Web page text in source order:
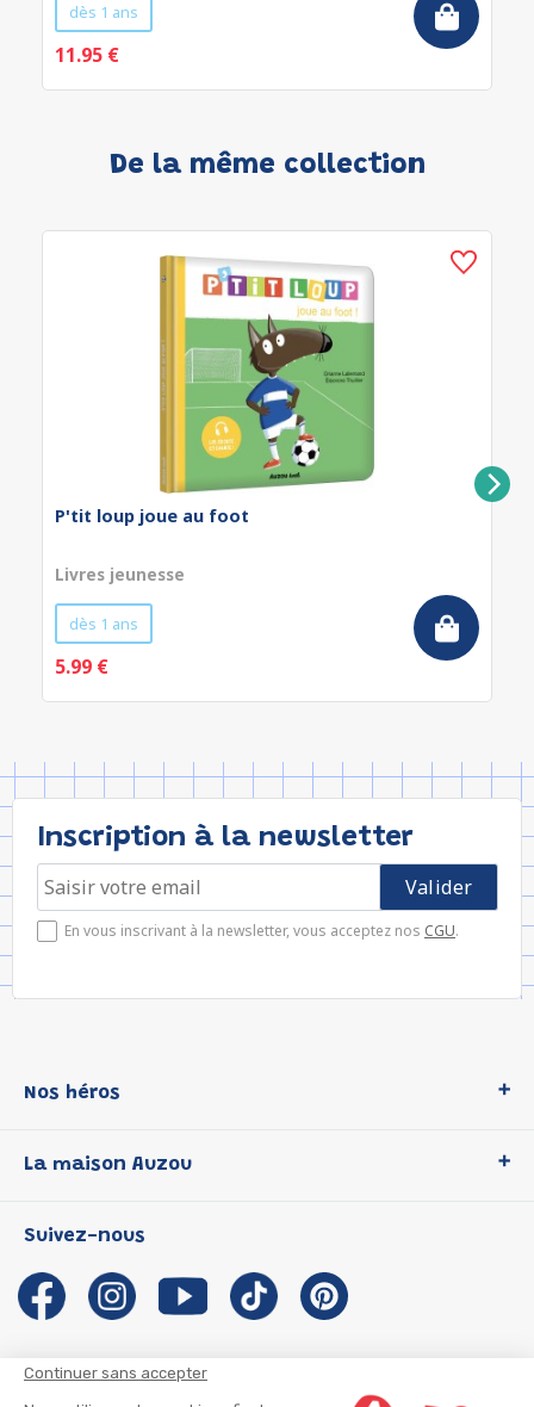
Continuer sans accepter
dès 1 ans
11.95 €
De la même collection
P'tit loup joue au foot
Livres jeunesse
dès 1 ans
5.99 €
Inscription à la newsletter
En vous inscrivant à la newsletter, vous acceptez nos CGU.
Nos héros
P'tit Loup
Les Influenceuses
Migali
Petite Taupe
La maison Auzou
Notre histoire
Auzou s'engage
Auteurs et illustrateurs Auzou
Suivez-nous